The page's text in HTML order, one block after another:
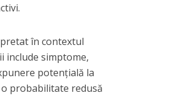
în contextul
include simptome,
potențială la
probabilitate redusă